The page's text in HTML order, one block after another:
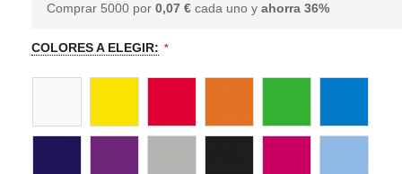
Comprar 5000 por0,07 € cada uno yahorra36%
COLORES A ELEGIR: